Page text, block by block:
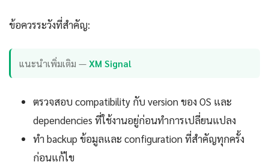
ข้อควรระวังที่สำคัญ:
แนะนำเพิ่มเติม —XM Signal
ตรวจสอบ compatibility กับ version ของ OS และ
dependencies ที่ใช้งานอยู่ก่อนทำการเปลี่ยนแปลง
ทำ backup ข้อมูลและ configuration ที่สำคัญทุกครั้ง
ก่อนแก้ไข